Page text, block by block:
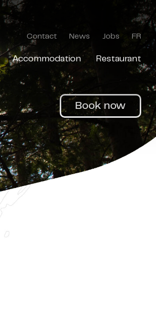
Contact News Jobs FR
Accommodation Restaurant
Book now